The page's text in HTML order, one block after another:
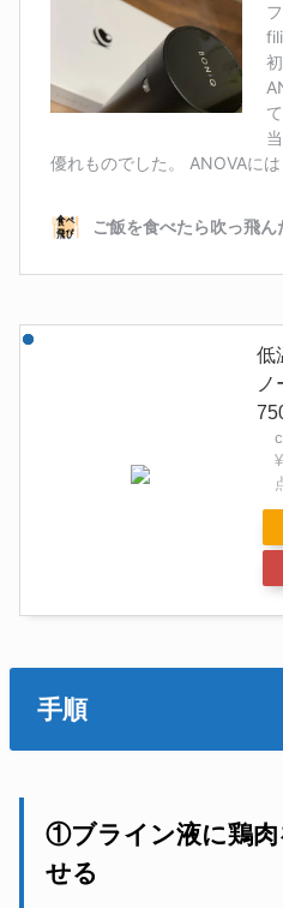
低
ノ
手順
①ブライン液に鶏肉
せる